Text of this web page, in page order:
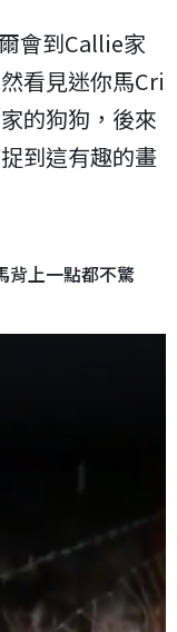
會到Callie家
看見迷你馬Cri
的狗狗，後來
到這有趣的畫
背上一點都不驚